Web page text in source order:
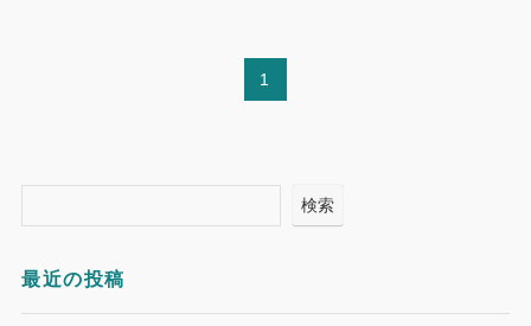
1
検索
最近の投稿